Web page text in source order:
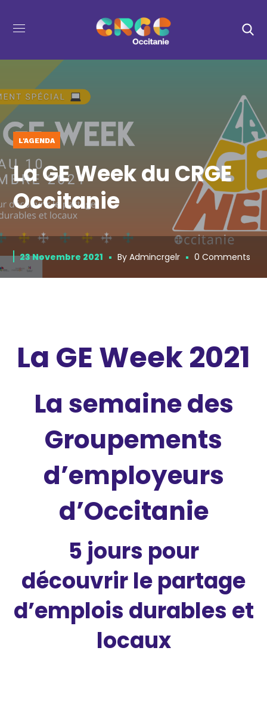
L'AGENDA
La GE Week du CRGE
Occitanie
23 Novembre 2021 ByAdmincrgelr 0 Comments
La GE Week 2021
La semaine des
Groupements
d’employeurs
d’Occitanie
5 jours pour
découvrir le partage
d’emplois durables et
locaux